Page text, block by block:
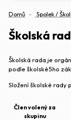
Domů Spolek /
Školská
Školská rada je
podle školské5ho
Složení školské rady
Člen volený za
skupinu